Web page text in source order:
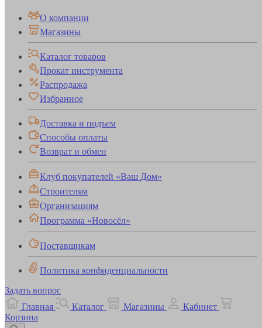
О компании
Магазины
Каталог товаров
Прокат инструмента
Распродажа
Избранное
Доставка и подъем
Способы оплаты
Возврат и обмен
Клуб покупателей «Ваш Дом»
Строителям
Организациям
Программа «Новосёл»
Поставщикам
Политика конфиденциальности
Задать вопрос
Главная
Каталог Магазины
Кабинет
Корзина